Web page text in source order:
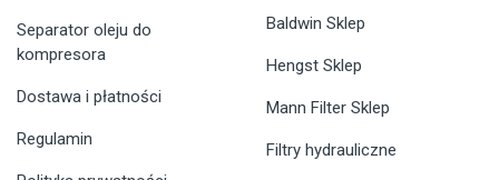
Separator oleju do
kompresora
Dostawa i płatności
Regulamin
Baldwin Sklep
Hengst Sklep
Mann Filter Sklep
Filtry hydrauliczne